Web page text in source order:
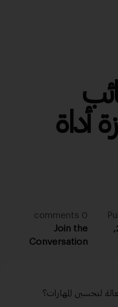
أداة
فبراير 23,
0 comments
Join the
Conversation
لتحسين المهارات؟